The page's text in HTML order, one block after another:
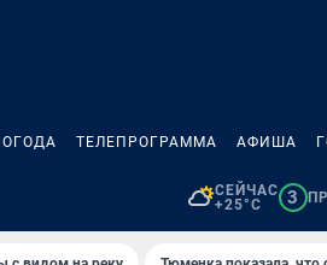
ТЕЛЕПРОГРАММА АФИША
СЕЙЧАС
+25°C
3